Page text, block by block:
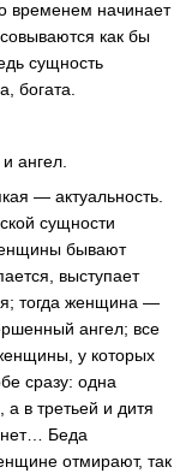
временем начинает
как бы
сущность
богата.
ангел.
— актуальность.
сущности
бывают
выступает
тогда женщина —
ангел; все
у которых
сразу: одна
а в третьей и дитя
нет… Беда
отмирают, так